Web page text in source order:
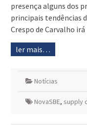
presença alguns dos
principais tendências
Crespo de Carvalho irá
ler mais…
Notícias
NovaSBE, supply